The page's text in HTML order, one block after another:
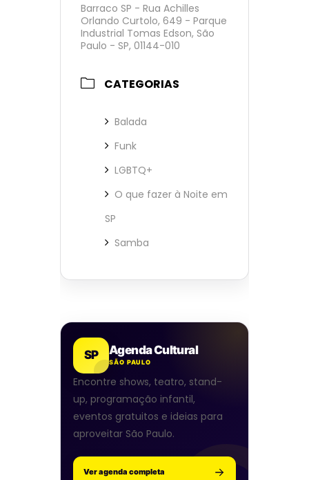
Barraco SP - Rua Achilles
Orlando Curtolo, 649 - Parque
Industrial Tomas Edson, São
Paulo - SP, 01144-010
CATEGORIAS
Balada
Funk
LGBTQ+
O que fazer à Noite em
SP
Samba
SP Agenda Cultural
SÃO PAULO
Encontre shows, teatro, stand-
up, programação infantil,
eventos gratuitos e ideias para
aproveitar São Paulo.
Ver agenda completa